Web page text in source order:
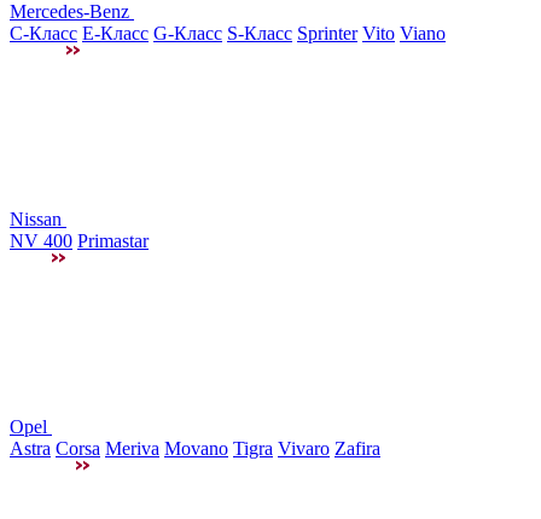
Mercedes-Benz
C-Класс E-Класс G-Класс S-Класс Sprinter Vito Viano
Nissan
NV 400 Primastar
Opel
Astra Corsa Meriva Movano Tigra Vivaro Zafira